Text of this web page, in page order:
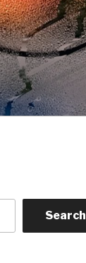
Search